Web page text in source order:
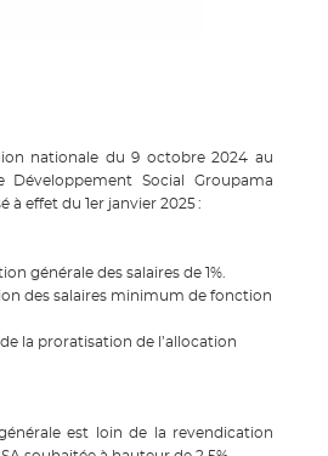
nationale du 9 octobre 2024 au
Développement Social Groupama
à effet du 1er janvier 2025 :
générale des salaires de 1%.
des salaires minimum de fonction
de la proratisation de l’allocation
est loin de la revendication